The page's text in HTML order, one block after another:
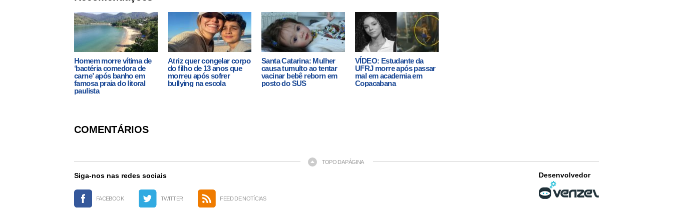
Homem morre vítima de
‘bactéria comedora de
carne’ após banho em
famosa praia do litoral
paulista
Atriz quer congelar corpo
do filho de 13 anos que
morreu após sofrer
bullying na escola
Santa Catarina: Mulher
causa tumulto ao tentar
vacinar bebê reborn em
posto do SUS
VÍDEO: Estudante da
UFRJ morre após passar
mal em academia em
Copacabana
COMENTÁRIOS
TOPO DA PÁGINA
Siga-nos nas redes sociais
FACEBOOK TWITTER FEED DE NOTÍCIAS
Desenvolvedor